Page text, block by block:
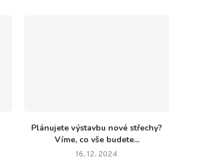
Plánujete výstavbu nové střechy?
Víme, co vše budete...
16. 12. 2024